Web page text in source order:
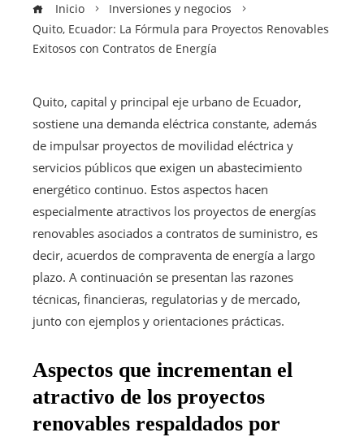
Inicio
Inversiones y negocios
Quito, Ecuador: La Fórmula para Proyectos Renovables
Exitosos con Contratos de Energía
Quito, capital y principal eje urbano de Ecuador,
sostiene una demanda eléctrica constante, además
de impulsar proyectos de movilidad eléctrica y
servicios públicos que exigen un abastecimiento
energético continuo. Estos aspectos hacen
especialmente atractivos los proyectos de energías
renovables asociados a contratos de suministro, es
decir, acuerdos de compraventa de energía a largo
plazo. A continuación se presentan las razones
técnicas, financieras, regulatorias y de mercado,
junto con ejemplos y orientaciones prácticas.
Aspectos que incrementan el
atractivo de los proyectos
renovables respaldados por